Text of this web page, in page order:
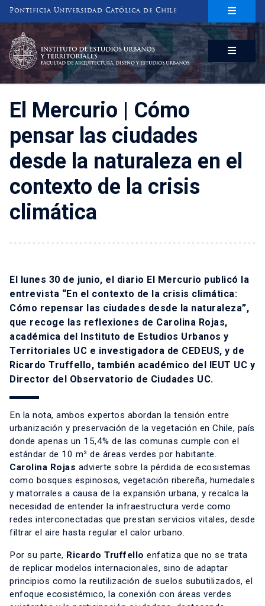
Pontificia Universidad Católica de Chile
INSTITUTO DE ESTUDIOS URBANOS
Y TERRITORIALES
FACULTAD DE ARQUITECTURA, DISEÑO Y ESTUDIOS URBANOS
El Mercurio | Cómo
pensar las ciudades
desde la naturaleza en el
contexto de la crisis
climática
El lunes 30 de junio, el diario El Mercurio publicó la
entrevista “En el contexto de la crisis climática:
Cómo repensar las ciudades desde la naturaleza”,
que recoge las reflexiones de Carolina Rojas,
académica del Instituto de Estudios Urbanos y
Territoriales UC e investigadora de CEDEUS, y de
Ricardo Truffello, también académico del IEUT UC y
Director del Observatorio de Ciudades UC.
En la nota, ambos expertos abordan la tensión entre
urbanización y preservación de la vegetación en Chile, país
donde apenas un 15,4% de las comunas cumple con el
estándar de 10 m² de áreas verdes por habitante.
Carolina Rojas advierte sobre la pérdida de ecosistemas
como bosques espinosos, vegetación ribereña, humedales
y matorrales a causa de la expansión urbana, y recalca la
necesidad de entender la infraestructura verde como
redes interconectadas que prestan servicios vitales, desde
filtrar el aire hasta regular el calor urbano.
Por su parte, Ricardo Truffello enfatiza que no se trata
de replicar modelos internacionales, sino de adaptar
principios como la reutilización de suelos subutilizados, el
enfoque ecosistémico, la conexión con áreas verdes